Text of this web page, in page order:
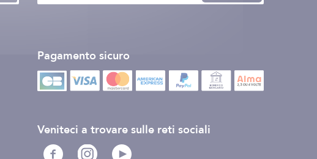
Pagamento sicuro
Veniteci a trovare sulle reti sociali